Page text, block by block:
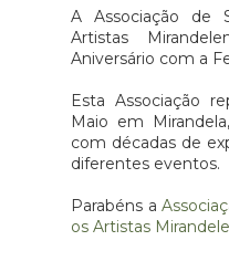
A Associação de
Artistas
Aniversário com a
Esta Associação
Maio em
com décadas de
diferentes eventos.
Parabéns a
os Artistas